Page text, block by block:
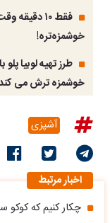
فقط ۱۰
خوشمزه‌تره!
طرز تهیه لوبیا
خوشمزه ترش می
آشپزی
اخبار مرتبط
چکار کنیم که